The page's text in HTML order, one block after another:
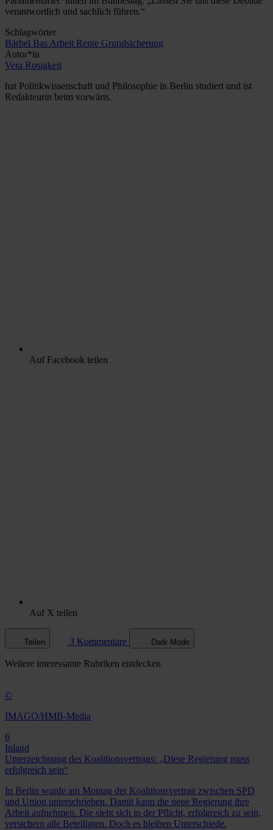
verantwortlich und sachlich führen.“
Schlagwörter
Bärbel Bas Arbeit Rente Grundsicherung
Autor*in
Vera Rosigkeit
hat Politikwissenschaft und Philosophie in Berlin studiert und ist
Redakteurin beim vorwärts.
Auf Facebook teilen
Auf X teilen
Teilen 3 Kommentare Dark Mode
Weitere interessante Rubriken entdecken
©
IMAGO/HMB-Media
6
Inland
Unterzeichnung des Koalitionsvertrags: „Diese Regierung muss
erfolgreich sein“
In Berlin wurde am Montag der Koalitionsvertrag zwischen SPD
und Union unterschrieben. Damit kann die neue Regierung ihre
Arbeit aufnehmen. Die sieht sich in der Pflicht, erfolgreich zu sein,
versichern alle Beteiligten. Doch es bleiben Unterschiede.